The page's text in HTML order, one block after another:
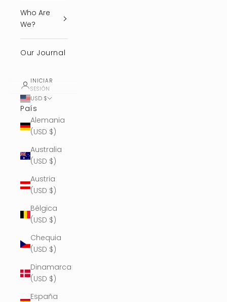
Who Are
We?
Our Journal
INICIAR
SESIÓN
USD $
País
Alemania
(USD $)
Australia
(USD $)
Austria
(USD $)
Bélgica
(USD $)
Chequia
(USD $)
Dinamarca
(USD $)
España